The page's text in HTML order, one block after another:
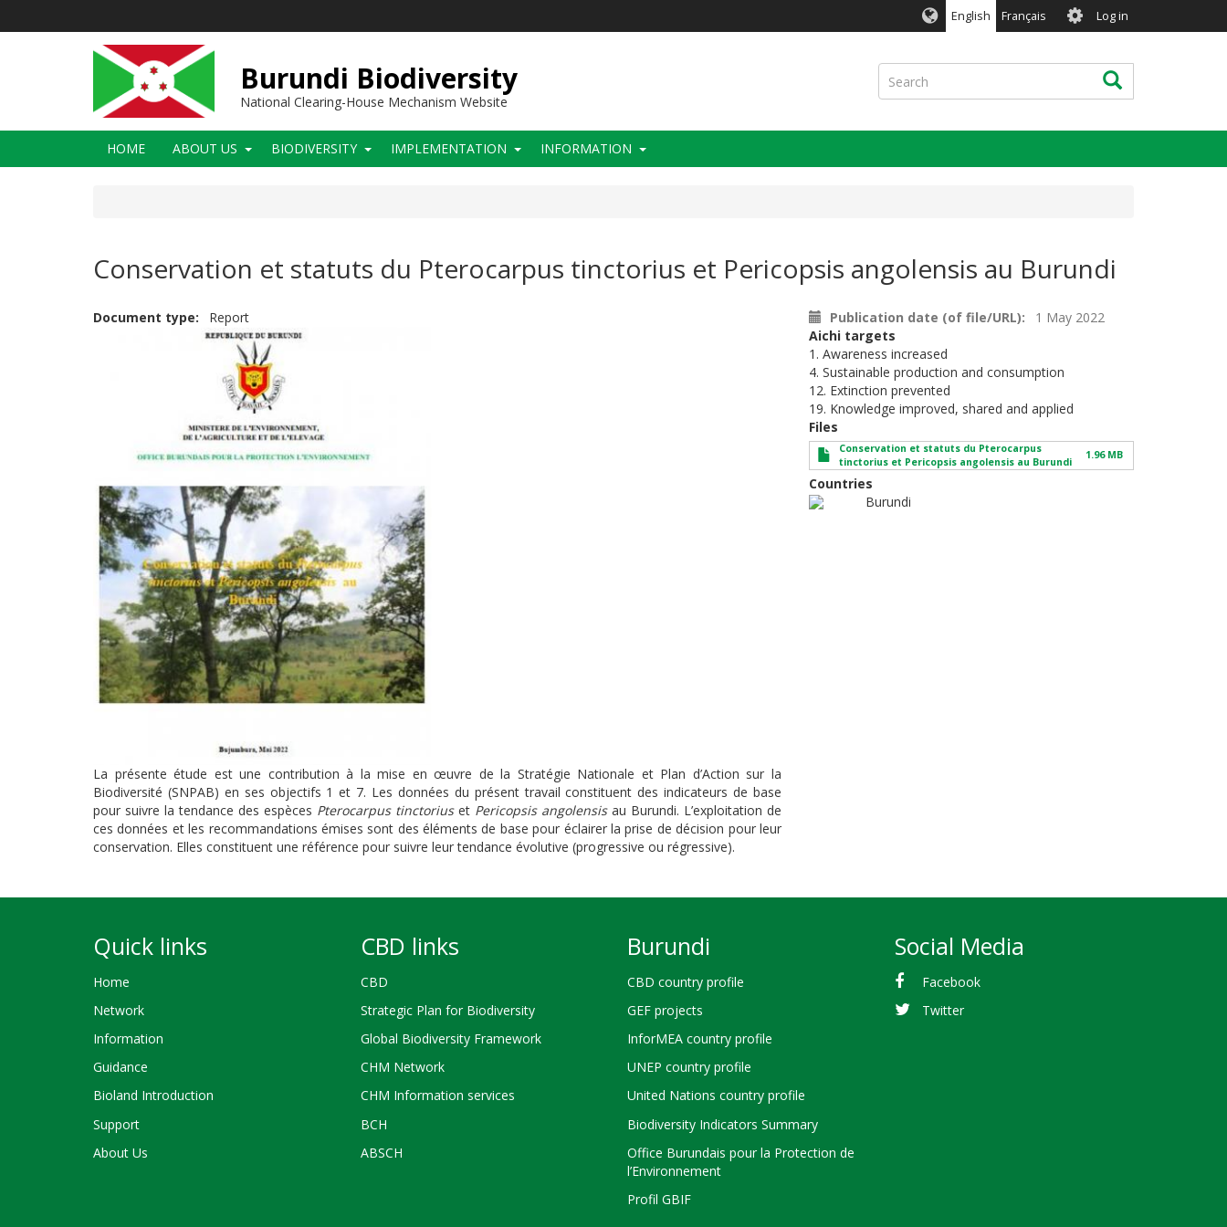
English Français User
account
menu
Log in
Burundi Biodiversity
National Clearing-House Mechanism Website
Search Search
Main
navigation
HOME ABOUT US BIODIVERSITY IMPLEMENTATION INFORMATION
Conservation et statuts du Pterocarpus tinctorius et Pericopsis angolensis au Burundi
Document type Report
La présente étude est une contribution à la mise en œuvre de la Stratégie Nationale et Plan d’Action sur la
Biodiversité (SNPAB) en ses objectifs 1 et 7. Les données du présent travail constituent des indicateurs de base
pour suivre la tendance des espèces Pterocarpus tinctorius et Pericopsis angolensis au Burundi. L’exploitation de
ces données et les recommandations émises sont des éléments de base pour éclairer la prise de décision pour leur
conservation. Elles constituent une référence pour suivre leur tendance évolutive (progressive ou régressive).
Publication date (of file/URL)
1 May 2022
Aichi targets
1. Awareness increased
4. Sustainable production and consumption
12. Extinction prevented
19. Knowledge improved, shared and applied
Files
Conservation et statuts du Pterocarpus
tinctorius et Pericopsis angolensis au Burundi
1.96 MB
Countries
Burundi
Quick links
Home
Network
Information
Guidance
Bioland Introduction
Support
About Us
CBD links
CBD
Strategic Plan for Biodiversity
Global Biodiversity Framework
CHM Network
CHM Information services
BCH
ABSCH
Burundi
CBD country profile
GEF projects
InforMEA country profile
UNEP country profile
United Nations country profile
Biodiversity Indicators Summary
Office Burundais pour la Protection de
l’Environnement
Profil GBIF
Social Media
Facebook
Twitter